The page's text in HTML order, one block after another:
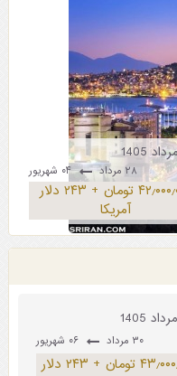
۲۸ مرداد ۰۴ شهریور
۴۲٫۰۰۰٫۰۰۰ تومان + ۲۴۳ دلار
آمریکا
۳۰ مرداد ۰۶ شهریور
۴۳٫۰۰۰٫۰۰۰ تومان + ۲۴۳ دلار